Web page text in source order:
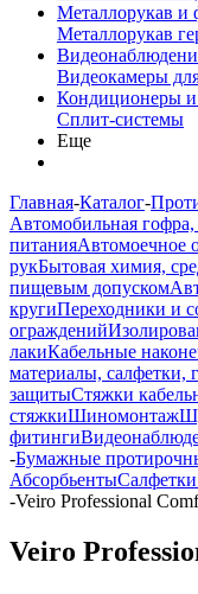
Металлорукав и
Металлорукав
Видеокамеры
Кондиционеры и
Сплит-системы
Еще
Главная-Каталог-
Автомобильная
питанияАвтомоечное
рукБытовая химия,
пищевым допуском
кругиПереходники и
ограждений
лакиКабельные
материалы, салфетки,
защитыСтяжки
стяжкиШиномонтаж
фитинги
-Бумажные
Абсорбьенты
-Veiro Professional
Veiro